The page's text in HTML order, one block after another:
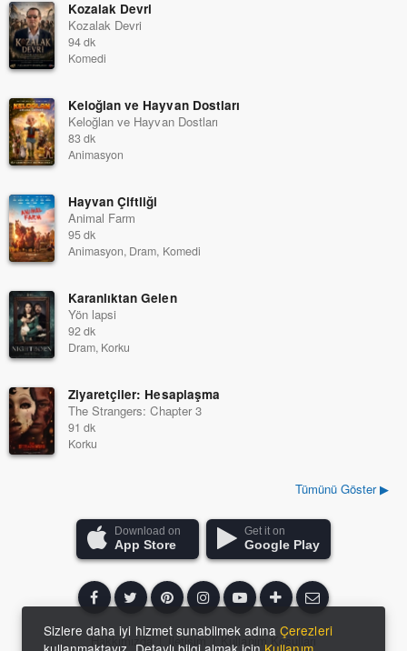
Kozalak Devri
Kozalak Devri
94 dk
Komedi
Keloğlan ve Hayvan Dostları
Keloğlan ve Hayvan Dostları
83 dk
Animasyon
Hayvan Çiftliği
Animal Farm
95 dk
Animasyon, Dram, Komedi
Karanlıktan Gelen
Yön lapsi
92 dk
Dram, Korku
Ziyaretçiler: Hesaplaşma
The Strangers: Chapter 3
91 dk
Korku
Tümünü Göster ▶
Download on
App Store
Get it on
Google Play
Hakkımızda | İletişim | Kullanım Koşulları
Sizlere daha iyi hizmet sunabilmek adınaÇerezleri